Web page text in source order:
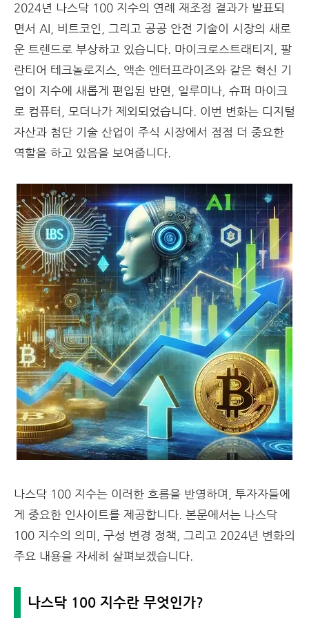
2024년 나스닥 100 지수의 연례 재조정 결과가 발표되
면서 AI, 비트코인, 그리고 공공 안전 기술이 시장의 새로
운 트렌드로 부상하고 있습니다. 마이크로스트래티지, 팔
란티어 테크놀로지스, 액손 엔터프라이즈와 같은 혁신 기
업이 지수에 새롭게 편입된 반면, 일루미나, 슈퍼 마이크
로 컴퓨터, 모더나가 제외되었습니다. 이번 변화는 디지털
자산과 첨단 기술 산업이 주식 시장에서 점점 더 중요한
역할을 하고 있음을 보여줍니다.
나스닥 100 지수는 이러한 흐름을 반영하며, 투자자들에
게 중요한 인사이트를 제공합니다. 본문에서는 나스닥
100 지수의 의미, 구성 변경 정책, 그리고 2024년 변화의
주요 내용을 자세히 살펴보겠습니다.
나스닥 100 지수란 무엇인가?